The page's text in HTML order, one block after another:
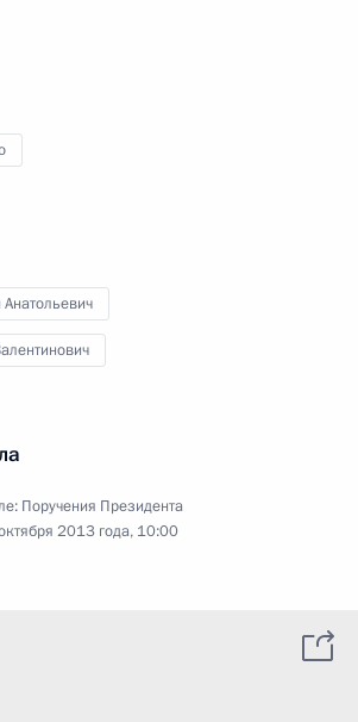
Поручения Президента
2013 года, 10:00